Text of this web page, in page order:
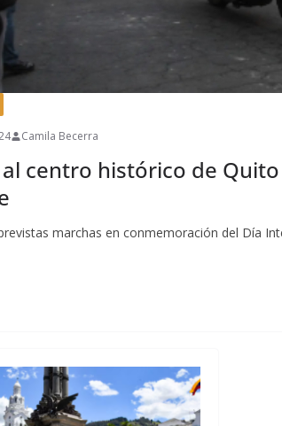
Camila Becerra
al centro histórico de
marchas en conmemoración del Día